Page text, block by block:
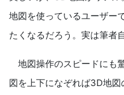
地図を使っているユーザー
たくなるだろう。実は筆者
地図操作のスピードにも
図を上下になぞれば3D地